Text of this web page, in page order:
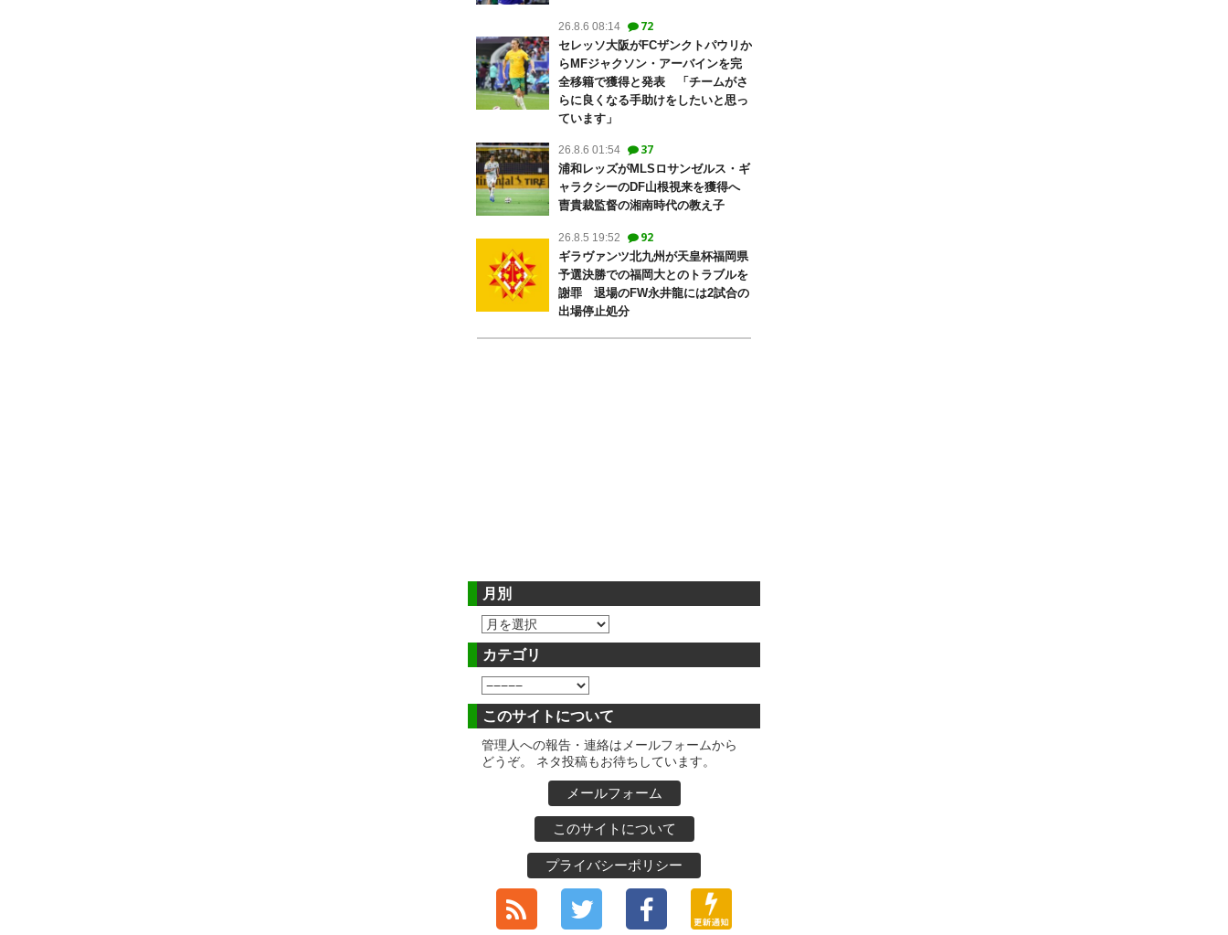
26.8.6 08:14 72
セレッソ大阪がFCザンクトパウリか
らMFジャクソン・アーバインを完
全移籍で獲得と発表 「チームがさ
らに良くなる手助けをしたいと思っ
ています」
26.8.6 01:54 37
浦和レッズがMLSロサンゼルス・ギ
ャラクシーのDF山根視来を獲得へ
曺貴裁監督の湘南時代の教え子
26.8.5 19:52 92
ギラヴァンツ北九州が天皇杯福岡県
予選決勝での福岡大とのトラブルを
謝罪 退場のFW永井龍には2試合の
出場停止処分
月別
カテゴリ
このサイトについて
管理人への報告・連絡はメールフォームから
どうぞ。 ネタ投稿もお待ちしています。
メールフォーム
このサイトについて
プライバシーポリシー